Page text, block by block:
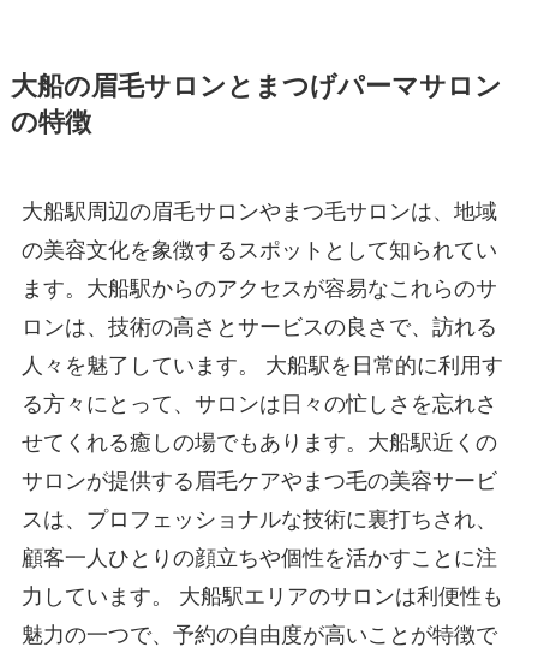
大船の眉毛サロンとまつげパーマサロン
の特徴
大船駅周辺の眉毛サロンやまつ毛サロンは、地域
の美容文化を象徴するスポットとして知られてい
ます。大船駅からのアクセスが容易なこれらのサ
ロンは、技術の高さとサービスの良さで、訪れる
人々を魅了しています。 大船駅を日常的に利用す
る方々にとって、サロンは日々の忙しさを忘れさ
せてくれる癒しの場でもあります。大船駅近くの
サロンが提供する眉毛ケアやまつ毛の美容サービ
スは、プロフェッショナルな技術に裏打ちされ、
顧客一人ひとりの顔立ちや個性を活かすことに注
力しています。 大船駅エリアのサロンは利便性も
魅力の一つで、予約の自由度が高いことが特徴で